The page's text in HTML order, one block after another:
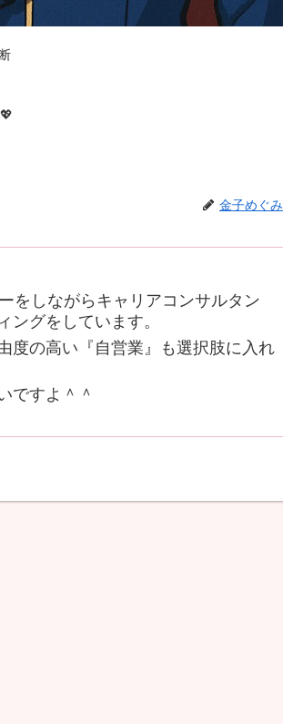
金子めぐみ
をしながらキャリアコンサルタン
ングをしています。
の高い『自営業』も選択肢に入れ
ですよ＾＾